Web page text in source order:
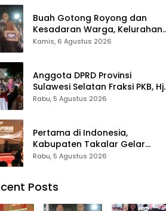
Buah Gotong Royong dan
Kesadaran Warga, Kelurahan
Patte’ne Menjadi Bintang
Kamis, 6 Agustus 2026
Anggota DPRD Provinsi
Sulawesi Selatan Fraksi PKB, Hj.
Fadilah Fahriana Hadiri Dan
Pengabdian Melalui Malam
Apresiasi dan Inovasi Award
2026
Rabu, 5 Agustus 2026
Pertama di Indonesia,
Kabupaten Takalar Gelar
Malam Apresiasi dan Inovasi
Publik Berprestasi
Rabu, 5 Agustus 2026
Posts